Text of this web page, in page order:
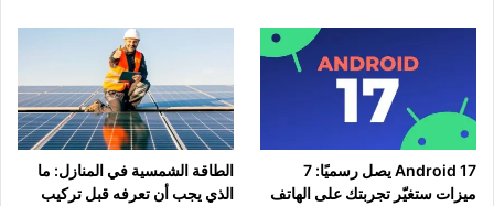
Android 17 يصل رسميًا: 7
ميزات ستغيّر تجربتك على الهاتف
الطاقة الشمسية في المنازل: ما
الذي يجب أن تعرفه قبل تركيب